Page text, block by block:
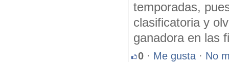
temporadas,
clasificatoria y
ganadora en las
0 · Me gusta · No